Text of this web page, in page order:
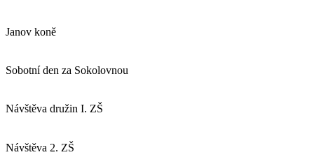
Janov koně
Sobotní den za Sokolovnou
Návštěva družin I. ZŠ
Návštěva 2. ZŠ